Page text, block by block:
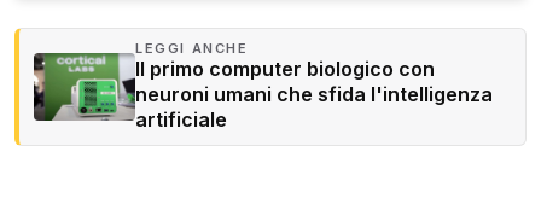
LEGGI ANCHE
Il primo computer biologico con
neuroni umani che sfida l'intelligenza
artificiale